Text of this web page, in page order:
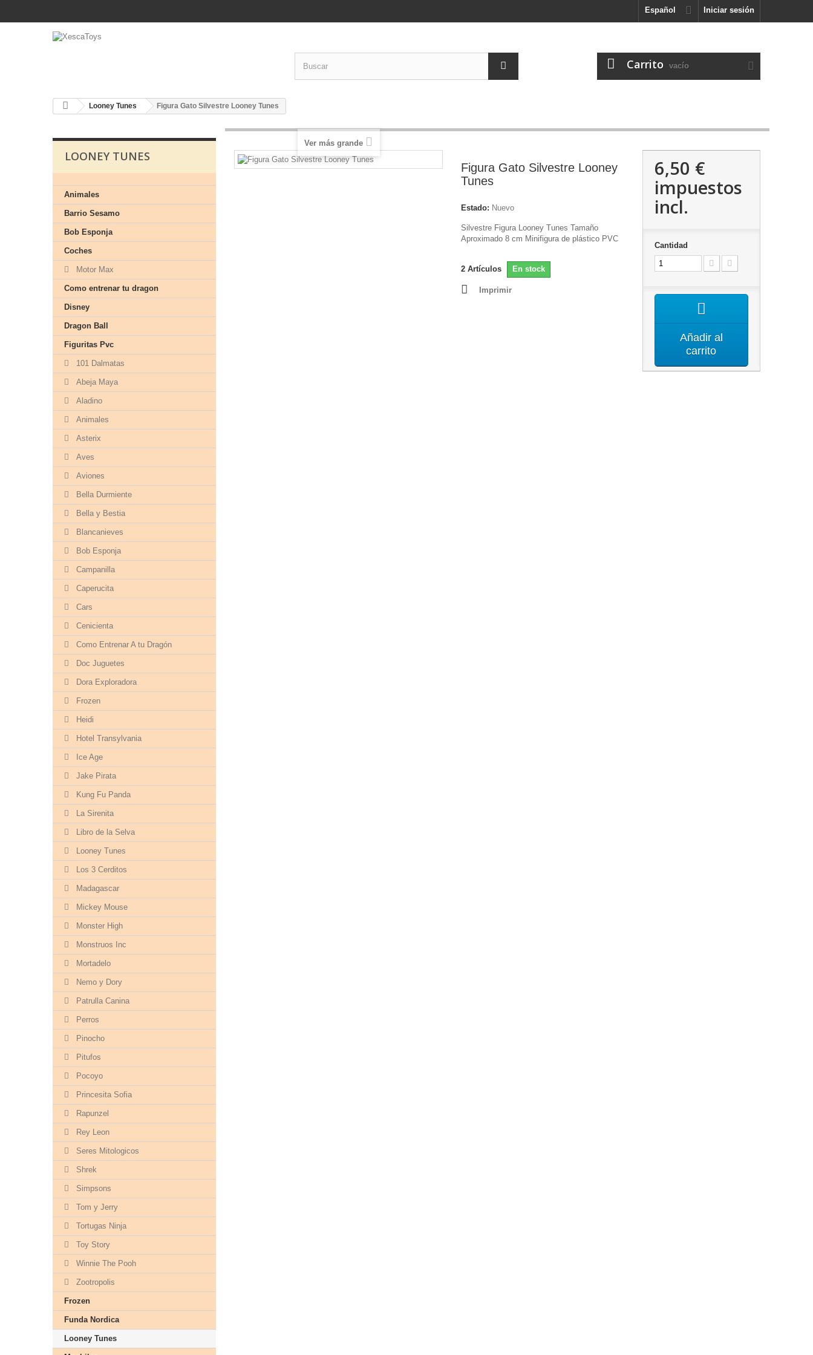
Iniciar sesión
Español
Carrito vacío
Looney Tunes Figura Gato Silvestre Looney Tunes
LOONEY TUNES
Animales
Barrio Sesamo
Bob Esponja
Coches
Motor Max
Como entrenar tu dragon
Disney
Dragon Ball
Figuritas Pvc
101 Dalmatas
Abeja Maya
Aladino
Animales
Asterix
Aves
Aviones
Bella Durmiente
Bella y Bestia
Blancanieves
Bob Esponja
Campanilla
Caperucita
Cars
Cenicienta
Como Entrenar A tu Dragón
Doc Juguetes
Dora Exploradora
Frozen
Heidi
Hotel Transylvania
Ice Age
Jake Pirata
Kung Fu Panda
La Sirenita
Libro de la Selva
Looney Tunes
Los 3 Cerditos
Madagascar
Mickey Mouse
Monster High
Monstruos Inc
Mortadelo
Nemo y Dory
Patrulla Canina
Perros
Pinocho
Pitufos
Pocoyo
Princesita Sofia
Rapunzel
Rey Leon
Seres Mitologicos
Shrek
Simpsons
Tom y Jerry
Tortugas Ninja
Toy Story
Winnie The Pooh
Zootropolis
Frozen
Funda Nordica
Looney Tunes
Ver más grande
Figura Gato Silvestre Looney
Tunes
Estado: Nuevo
Silvestre Figura Looney Tunes Tamaño
Aproximado 8 cm Minifigura de plástico PVC
2 Artículos En stock
Imprimir
6,50 €
impuestos
incl.
Cantidad
Añadir al
carrito